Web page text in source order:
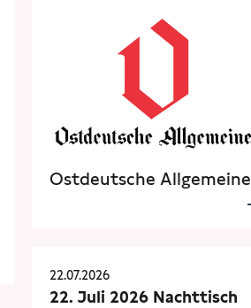
Ostdeutsche Allgemeine
22.07.2026
22. Juli 2026 Nachttisch